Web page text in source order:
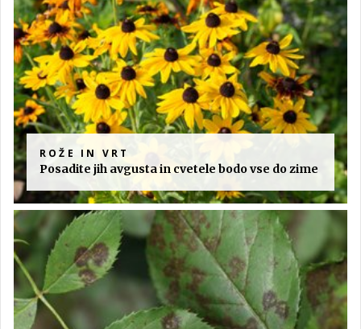
ROŽE IN VRT
Posadite jih avgusta in cvetele bodo vse do zime